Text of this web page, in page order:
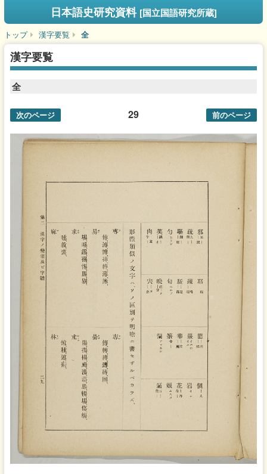
日本語史研究資料 [国立国語研究所蔵]
トップ 漢字要覧 全
漢字要覧
全
29
次のページ 前のページ